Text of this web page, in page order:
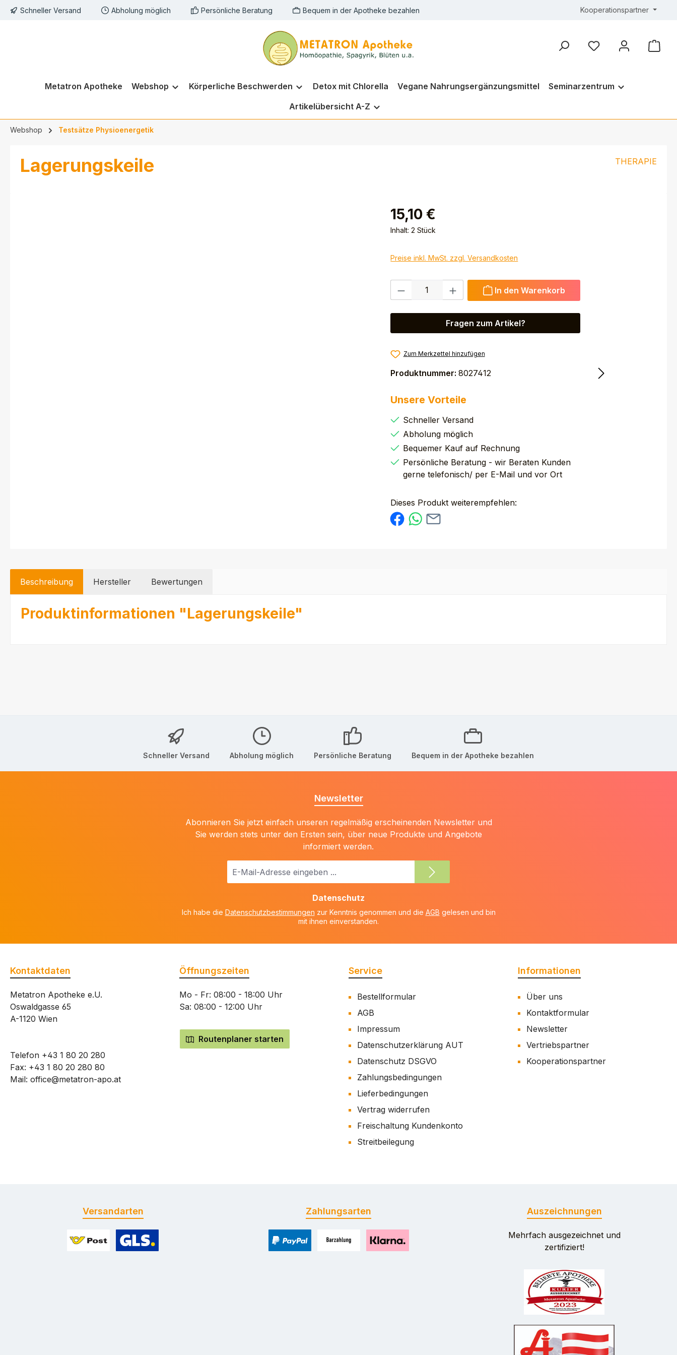
Zur Hauptnavigation springen
Schneller Versand Abholung möglich Persönliche Beratung Bequem in der Apotheke bezahlen Kooperationspartner
Metatron Apotheke Webshop Körperliche Beschwerden Detox mit Chlorella Vegane Nahrungsergänzungsmittel
Seminarzentrum
Artikelübersicht A-Z
Webshop Testsätze Physioenergetik
Lagerungskeile THERAPIE
15,10 €
Inhalt:2 Stück
Preise inkl. MwSt. zzgl. Versandkosten
Produkt Anzahl: Gib den gewünschten Wert ein oder benutze die
In den Warenkorb
Fragen zum Artikel?
Zum Merkzettel hinzufügen
Produktnummer:8027412
Unsere Vorteile
Schneller Versand
Abholung möglich
Bequemer Kauf auf Rechnung
Persönliche Beratung - wir Beraten Kunden
gerne telefonisch/ per E-Mail und vor Ort
Dieses Produkt weiterempfehlen:
Beschreibung Hersteller Bewertungen
Produktinformationen "Lagerungskeile"
Schneller Versand Abholung möglich Persönliche Beratung Bequem in der Apotheke bezahlen
Newsletter
Abonnieren Sie jetzt einfach unseren regelmäßig erscheinenden Newsletter und
Sie werden stets unter den Ersten sein, über neue Produkte und Angebote
informiert werden.
E-
Datenschutz
Ich habe die Datenschutzbestimmungen zur Kenntnis genommen und die AGB gelesen und bin
mit ihnen einverstanden.
Kontaktdaten
Metatron Apotheke e.U.
Oswaldgasse 65
A-1120 Wien
Telefon +43 1 80 20 280
Fax: +43 1 80 20 280 80
Mail: office@metatron-apo.at
Öffnungszeiten
Mo - Fr: 08:00 - 18:00 Uhr
Sa: 08:00 - 12:00 Uhr
Routenplaner starten
Service
Bestellformular
AGB
Impressum
Datenschutzerklärung AUT
Datenschutz DSGVO
Zahlungsbedingungen
Lieferbedingungen
Vertrag widerrufen
Freischaltung Kundenkonto
Streitbeilegung
Informationen
Über uns
Kontaktformular
Newsletter
Vertriebspartner
Kooperationspartner
Versandarten Zahlungsarten Auszeichnungen
Mehrfach ausgezeichnet und
zertifiziert!